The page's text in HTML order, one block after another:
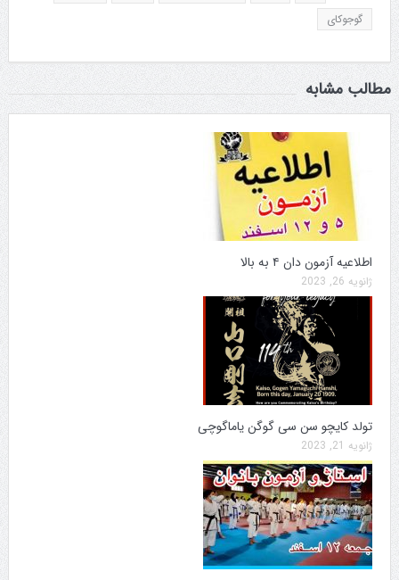
گوجوکای
مطالب مشابه
اطلاعیه آزمون دان ۴ به بالا
ژانویه 26, 2023
تولد کایچو سن سی گوگن یاماگوچی
ژانویه 21, 2023